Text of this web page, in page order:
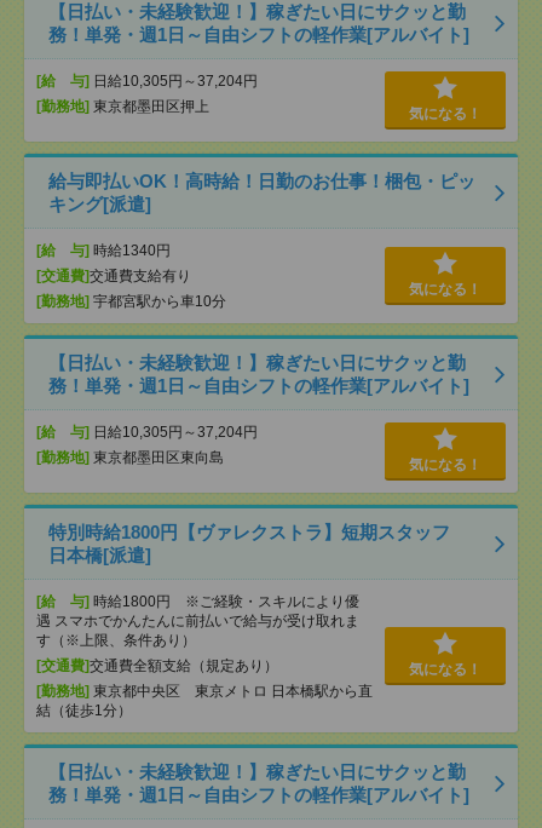
【日払い・未経験歓迎！】稼ぎたい日にサクッと勤
務！単発・週1日～自由シフトの軽作業[アルバイト]
[給 与] 日給10,305円～37,204円
[勤務地] 東京都墨田区押上 気になる！
給与即払いOK！高時給！日勤のお仕事！梱包・ピッ
キング[派遣]
[給 与] 時給1340円
[交通費]交通費支給有り
[勤務地] 宇都宮駅から車10分
気になる！
【日払い・未経験歓迎！】稼ぎたい日にサクッと勤
務！単発・週1日～自由シフトの軽作業[アルバイト]
[給 与] 日給10,305円～37,204円
[勤務地] 東京都墨田区東向島 気になる！
特別時給1800円【ヴァレクストラ】短期スタッフ
日本橋[派遣]
[給 与] 時給1800円 ※ご経験・スキルにより優
遇 スマホでかんたんに前払いで給与が受け取れま
す（※上限、条件あり）
[交通費]交通費全額支給（規定あり）
[勤務地] 東京都中央区 東京メトロ 日本橋駅から直
結（徒歩1分）
気になる！
【日払い・未経験歓迎！】稼ぎたい日にサクッと勤
務！単発・週1日～自由シフトの軽作業[アルバイト]